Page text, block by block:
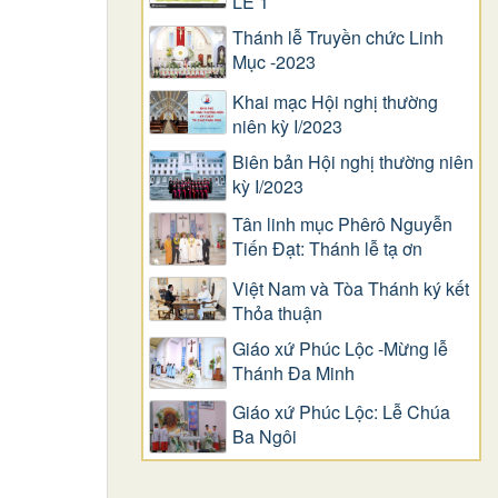
Thánh lễ Truyền chức Linh
Mục -2023
Khai mạc Hội nghị thường
niên kỳ I/2023
Biên bản Hội nghị thường niên
kỳ I/2023
Tân linh mục Phêrô Nguyễn
Tiến Đạt: Thánh lễ tạ ơn
Việt Nam và Tòa Thánh ký kết
Thỏa thuận
Giáo xứ Phúc Lộc -Mừng lễ
Thánh Đa Minh
Giáo xứ Phúc Lộc: Lễ Chúa
Ba Ngôi